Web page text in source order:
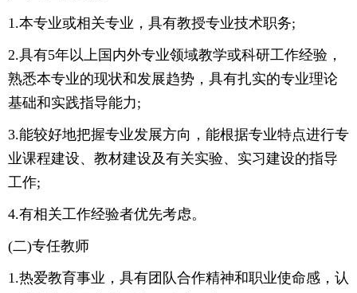
1.本专业或相关专业，具有教授专业技术职务;
2.具有5年以上国内外专业领域教学或科研工作经验，
熟悉本专业的现状和发展趋势，具有扎实的专业理论
基础和实践指导能力;
3.能较好地把握专业发展方向，能根据专业特点进行专
业课程建设、教材建设及有关实验、实习建设的指导
工作;
4.有相关工作经验者优先考虑。
(二)专任教师
1.热爱教育事业，具有团队合作精神和职业使命感，认